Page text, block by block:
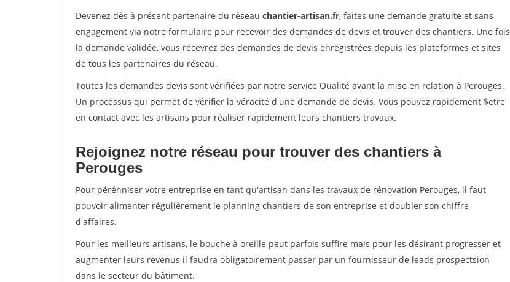
Devenez dès à présent partenaire du réseau chantier-artisan.fr, faites une demande gratuite et sans
engagement via notre formulaire pour recevoir des demandes de devis et trouver des chantiers. Une fois
la demande validée, vous recevrez des demandes de devis enregistrées depuis les plateformes et sites
de tous les partenaires du réseau.
Toutes les demandes devis sont vérifiées par notre service Qualité avant la mise en relation à Perouges.
Un processus qui permet de vérifier la véracité d'une demande de devis. Vous pouvez rapidement $etre
en contact avec les artisans pour réaliser rapidement leurs chantiers travaux.
Rejoignez notre réseau pour trouver des chantiers à
Perouges
Pour pérénniser votre entreprise en tant qu'artisan dans les travaux de rénovation Perouges, il faut
pouvoir alimenter régulièrement le planning chantiers de son entreprise et doubler son chiffre
d'affaires.
Pour les meilleurs artisans, le bouche à oreille peut parfois suffire mais pour les désirant progresser et
augmenter leurs revenus il faudra obligatoirement passer par un fournisseur de leads prospectsion
dans le secteur du bâtiment.